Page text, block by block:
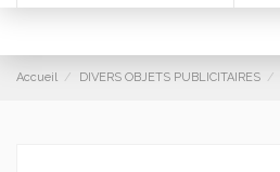
Accueil DIVERS OBJETS PUBLICITAIRES